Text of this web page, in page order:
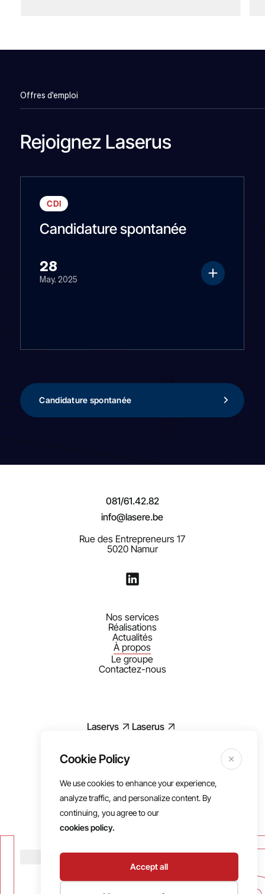
Offres d'emploi
Rejoignez Laserus
CDI
Candidature spontanée
28
May. 2025
Candidature spontanée
081/61.42.82
info@lasere.be
Rue des Entrepreneurs 17
5020 Namur
Nos services
Réalisations
Actualités
À propos
Le groupe
Contactez-nous
Laserys Laserus
Mentions légales
RGPD
Politique de cookies
We use cookies to enhance your experience,
analyze traffic, and personalize content. By
continuing, you agree to our
cookies policy.
Accept all